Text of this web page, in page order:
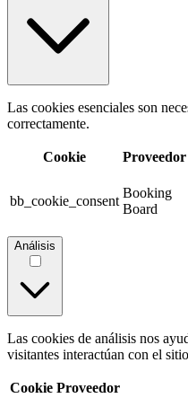
Las cookies esenciales son
correctamente.
Cookie Proveedor
bb_cookie_consent
Booking
Board
Análisis
Las cookies de análisis nos
visitantes interactúan con el
Cookie Proveedor